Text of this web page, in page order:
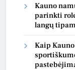
Kauno
parinkti
langų
Kaip